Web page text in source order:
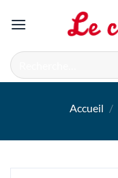
Recherche
pour :
Accueil /